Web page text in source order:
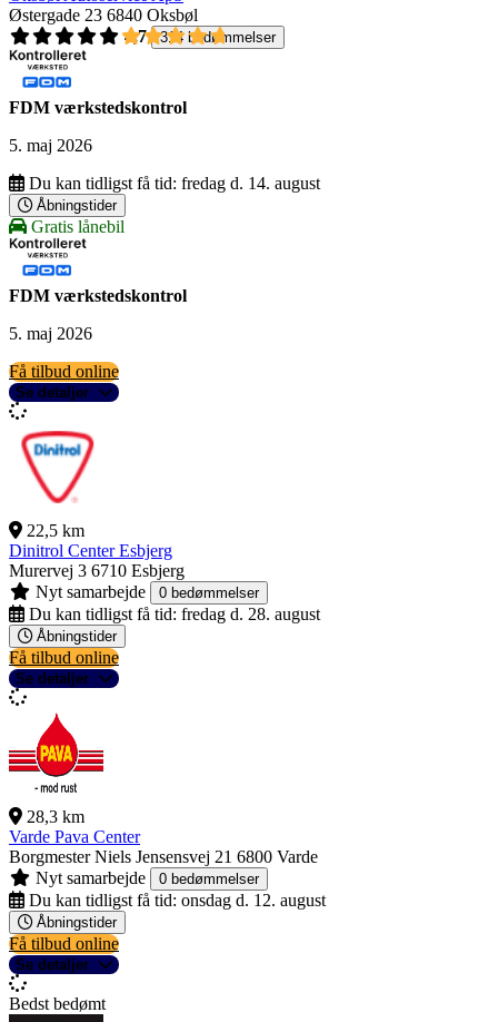
Østergade 23 6840 Oksbøl
4,7
314 bedømmelser
FDM værkstedskontrol
5. maj 2026
Du kan tidligst få tid: fredag d. 14. august
Åbningstider
Gratis lånebil
FDM værkstedskontrol
5. maj 2026
Få tilbud online
Se detaljer
22,5 km
Dinitrol Center Esbjerg
Murervej 3 6710 Esbjerg
Nyt samarbejde
0 bedømmelser
Du kan tidligst få tid: fredag d. 28. august
Åbningstider
Få tilbud online
Se detaljer
28,3 km
Varde Pava Center
Borgmester Niels Jensensvej 21 6800 Varde
Nyt samarbejde
0 bedømmelser
Du kan tidligst få tid: onsdag d. 12. august
Åbningstider
Få tilbud online
Se detaljer
Bedst bedømt